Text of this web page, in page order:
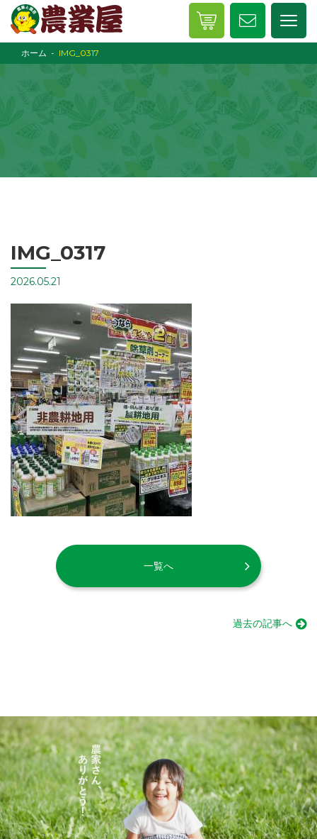
ホーム IMG_0317
IMG_0317
2026.05.21
一覧へ
過去の記事へ